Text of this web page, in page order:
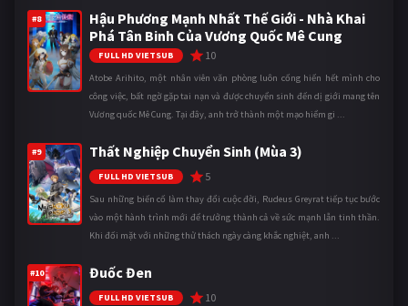
#8
Hậu Phương Mạnh Nhất Thế Giới - Nhà Khai
Phá Tân Binh Của Vương Quốc Mê Cung
FULL HD VIETSUB 10
Atobe Arihito, một nhân viên văn phòng luôn cống hiến hết mình cho
công việc, bất ngờ gặp tai nạn và được chuyển sinh đến dị giới mang tên
Vương quốc Mê Cung. Tại đây, anh trở thành một mạo hiểm gi ...
#9 Thất Nghiệp Chuyển Sinh (Mùa 3)
FULL HD VIETSUB 5
Sau những biến cố làm thay đổi cuộc đời, Rudeus Greyrat tiếp tục bước
vào một hành trình mới để trưởng thành cả về sức mạnh lẫn tinh thần.
Khi đối mặt với những thử thách ngày càng khắc nghiệt, anh ...
#10 Đuốc Đen
FULL HD VIETSUB 10